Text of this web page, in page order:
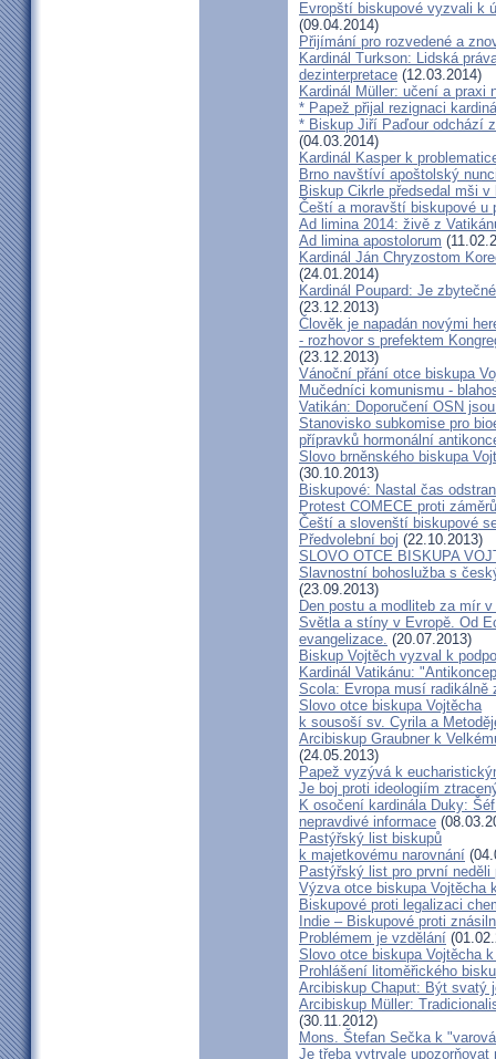
Evropští biskupové vyzvali k
(09.04.2014)
Přijímání pro rozvedené a
Kardinál Turkson: Lidská
dezinterpretace (12.03.2014)
Kardinál Müller: učení a praxi
* Papež přijal rezignaci
* Biskup Jiří Paďour odchází
(04.03.2014)
Kardinál Kasper k
Brno navštíví apoštolský
Biskup Cikrle předsedal mši
Čeští a moravští biskupové u
Ad limina 2014: živě z
Ad limina apostolorum
Kardinál Ján Chryzostom
(24.01.2014)
Kardinál Poupard: Je
(23.12.2013)
Člověk je napadán novými
- rozhovor s prefektem
(23.12.2013)
Vánoční přání otce biskupa
Mučedníci komunismu -
Vatikán: Doporučení OSN
Stanovisko subkomise pro
přípravků hormonální
Slovo brněnského biskupa
(30.10.2013)
Biskupové: Nastal čas
Protest COMECE proti
Čeští a slovenští biskupové
Předvolební boj (22.10.2013)
SLOVO OTCE BISKUPA
Slavnostní bohoslužba s
(23.09.2013)
Den postu a modliteb za mír
Světla a stíny v Evropě. Od
evangelizace. (20.07.2013)
Biskup Vojtěch vyzval k
Kardinál Vatikánu:
Scola: Evropa musí
Slovo otce biskupa Vojtěcha
k sousoší sv. Cyrila a
Arcibiskup Graubner k
(24.05.2013)
Papež vyzývá k
Je boj proti ideologiím
K osočení kardinála Duky:
nepravdivé informace
Pastýřský list biskupů
k majetkovému narovnání
Pastýřský list pro první neděli
Výzva otce biskupa Vojtěcha
Biskupové proti legalizaci
Indie – Biskupové proti
Problémem je vzdělání
Slovo otce biskupa Vojtěcha
Prohlášení litoměřického
Arcibiskup Chaput: Být svatý
Arcibiskup Müller:
(30.11.2012)
Mons. Štefan Sečka k
Je třeba vytrvale